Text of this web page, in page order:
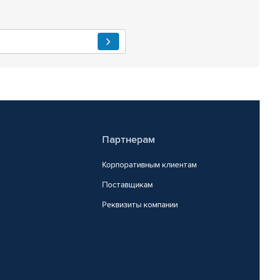
Партнерам
Корпоративным клиентам
Поставщикам
Реквизиты компании